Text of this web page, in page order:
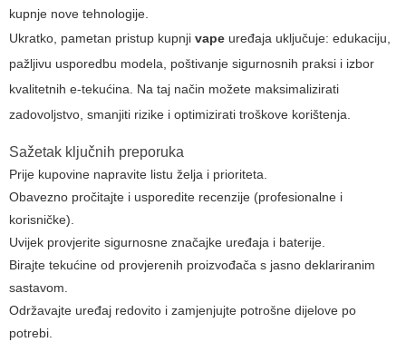
kupnje nove tehnologije.
Ukratko, pametan pristup kupnji vape uređaja uključuje: edukaciju,
pažljivu usporedbu modela, poštivanje sigurnosnih praksi i izbor
kvalitetnih e-tekućina. Na taj način možete maksimalizirati
zadovoljstvo, smanjiti rizike i optimizirati troškove korištenja.
Sažetak ključnih preporuka
Prije kupovine napravite listu želja i prioriteta.
Obavezno pročitajte i usporedite recenzije (profesionalne i
korisničke).
Uvijek provjerite sigurnosne značajke uređaja i baterije.
Birajte tekućine od provjerenih proizvođača s jasno deklariranim
sastavom.
Održavajte uređaj redovito i zamjenjujte potrošne dijelove po
potrebi.